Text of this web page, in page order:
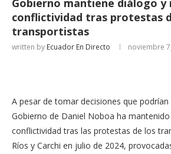
Gobierno mantiene diálogo y
conflictividad tras protestas
transportistas
written by Ecuador En Directo noviembre
A pesar de tomar decisiones que
Gobierno de Daniel Noboa ha
conflictividad tras las protestas de los
Ríos y Carchi en julio de 2024,